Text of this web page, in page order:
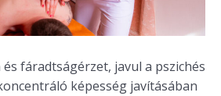
fáradtságérzet, javul a pszichés
képesség javításában